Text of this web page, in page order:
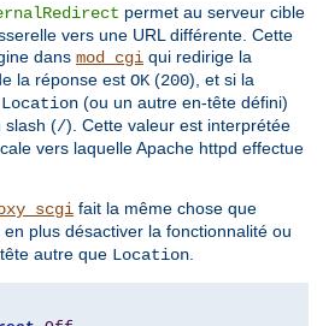
permet au serveur cible
vers une URL différente. Cette
dans mod_cgi qui redirige la
la réponse est OK (200), et si la
Location (ou un autre en-tête défini)
slash (/). Cette valeur est interprétée
vers laquelle Apache httpd effectue
fait la même chose que
en plus désactiver la fonctionnalité ou
autre que Location